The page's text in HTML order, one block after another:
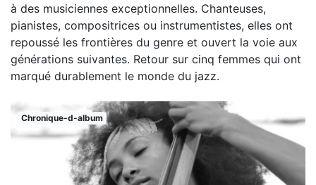
à des musiciennes exceptionnelles. Chanteuses,
pianistes, compositrices ou instrumentistes, elles ont
repoussé les frontières du genre et ouvert la voie aux
générations suivantes. Retour sur cinq femmes qui ont
marqué durablement le monde du jazz.
Chronique-d-album